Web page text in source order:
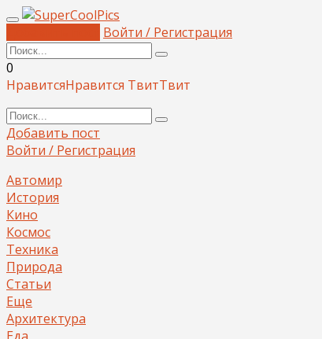
Войти / Регистрация
0
НравитсяНравится ТвитТвит
Добавить пост
Войти / Регистрация
Автомир
История
Кино
Космос
Техника
Природа
Статьи
Еще
Архитектура